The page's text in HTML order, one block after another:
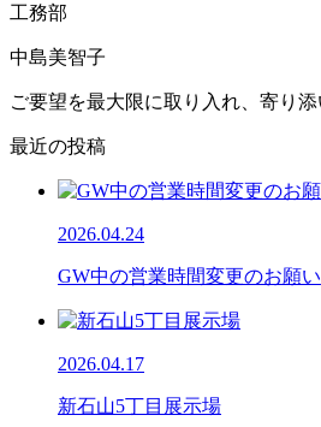
工務部
中島美智子
ご要望を最大限に取り入れ、寄り
最近の投稿
2026.04.24
GW中の営業時間変更のお願い
2026.04.17
新石山5丁目展示場